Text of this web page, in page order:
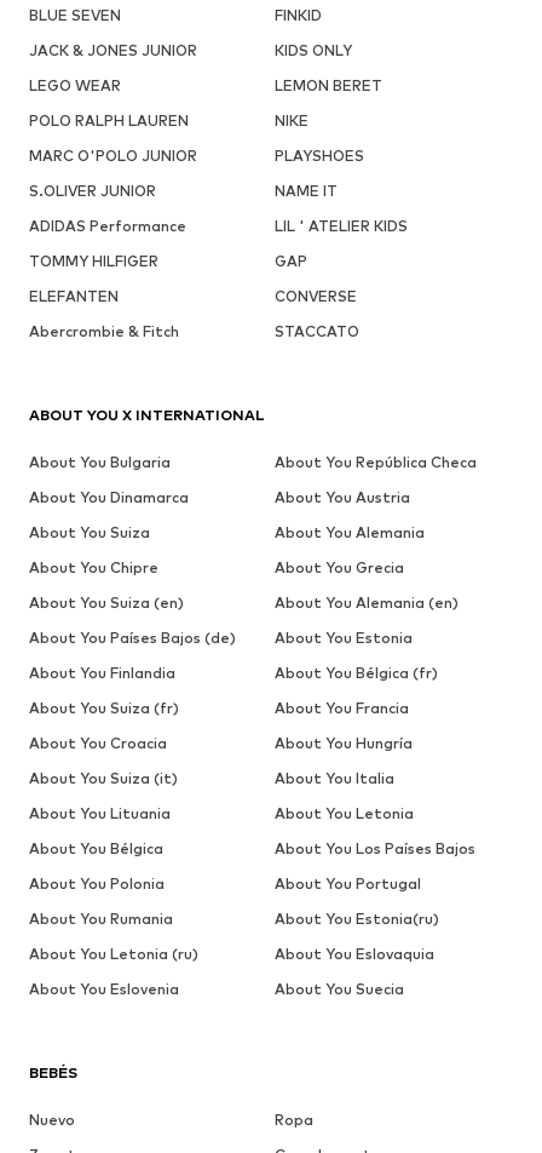
BLUE SEVEN
FINKID
JACK & JONES JUNIOR
KIDS ONLY
LEGO WEAR
LEMON BERET
POLO RALPH LAUREN
NIKE
MARC O'POLO JUNIOR
PLAYSHOES
S.OLIVER JUNIOR
NAME IT
ADIDAS Performance
LIL ' ATELIER KIDS
TOMMY HILFIGER
GAP
ELEFANTEN
CONVERSE
Abercrombie & Fitch
STACCATO
BEBÉS
Nuevo
Ropa
ABOUT YOU X INTERNATIONAL
About You Bulgaria
About You República Checa
About You Dinamarca
About You Austria
About You Suiza
About You Alemania
About You Chipre
About You Grecia
About You Suiza (en)
About You Alemania (en)
About You Países Bajos (de)
About You Estonia
About You Finlandia
About You Bélgica (fr)
About You Suiza (fr)
About You Francia
About You Croacia
About You Hungría
About You Suiza (it)
About You Italia
About You Lituania
About You Letonia
About You Bélgica
About You Los Países Bajos
About You Polonia
About You Portugal
About You Rumania
About You Estonia(ru)
About You Letonia (ru)
About You Eslovaquia
About You Eslovenia
About You Suecia